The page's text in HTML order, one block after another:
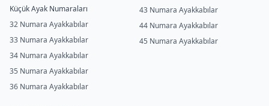
Küçük Ayak Numaraları
32 Numara Ayakkabılar
33 Numara Ayakkabılar
34 Numara Ayakkabılar
35 Numara Ayakkabılar
36 Numara Ayakkabılar
43 Numara Ayakkabılar
44 Numara Ayakkabılar
45 Numara Ayakkabılar